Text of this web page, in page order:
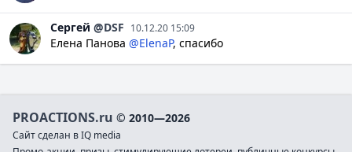
Сергей @DSF 10.12.20 15:09
Елена Панова @ElenaP, спасибо
PROACTIONS.ru © 2010—2026
Сайт сделан в IQ media